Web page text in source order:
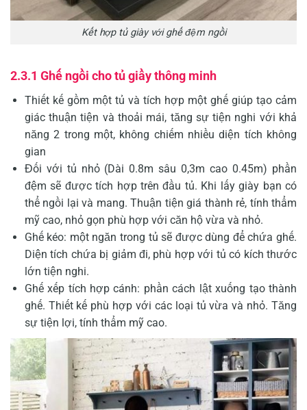
Kết hợp tủ giày với ghế đệm ngồi
2.3.1 Ghế ngồi cho tủ giầy thông minh
Thiết kế gồm một tủ và tích hợp một ghế giúp tạo cảm
giác thuận tiện và thoải mái, tăng sự tiện nghi với khả
năng 2 trong một, không chiếm nhiều diện tích không
gian
Đối với tủ nhỏ (Dài 0.8m sâu 0,3m cao 0.45m) phần
đệm sẽ được tích hợp trên đầu tủ. Khi lấy giày bạn có
thể ngồi lại và mang. Thuận tiện giá thành rẻ, tính thẩm
mỹ cao, nhỏ gọn phù hợp với căn hộ vừa và nhỏ.
Ghế kéo: một ngăn trong tủ sẽ được dùng để chứa ghế.
Diện tích chứa bị giảm đi, phù hợp với tủ có kích thước
lớn tiện nghi.
Ghế xếp tích hợp cánh: phần cách lật xuống tạo thành
ghế. Thiết kế phù hợp với các loại tủ vừa và nhỏ. Tăng
sự tiện lợi, tính thẩm mỹ cao.